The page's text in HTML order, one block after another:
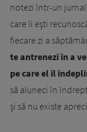
notezi într-un
care îi ești
fiecare zi a
te antrenezi în a
pe care el îl
să aluneci în
și să nu existe